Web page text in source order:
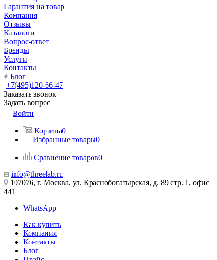
Гарантия на товар
Компания
Отзывы
Каталоги
Вопрос-ответ
Бренды
Услуги
Контакты
Блог
+7(495)120-66-47
Заказать звонок
Задать вопрос
Войти
Корзина0
Избранные товары0
Сравнение товаров0
info@threelab.ru
107076, г. Москва, ул. Краснобогатырская, д. 89 стр. 1, офис
441
WhatsApp
Как купить
Компания
Контакты
Блог